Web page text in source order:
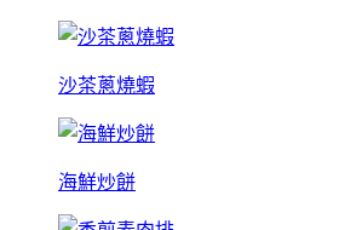
沙茶蔥燒蝦
海鮮炒餅